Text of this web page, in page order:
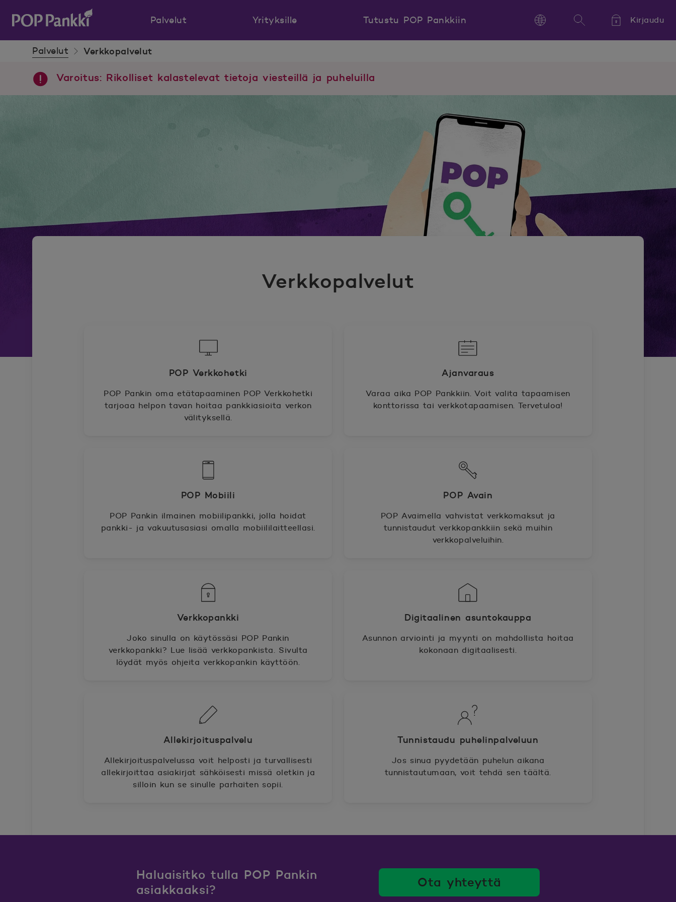
POP Pankki, etusivulle
Palvelut Yrityksille
Tutustu POP Pankkiin
Kieli,
Language
Language Hae
Kirjaudu
Palvelut Verkkopalvelut
Varoitus: Rikolliset kalastelevat tietoja viesteillä ja puheluilla
Verkkopalvelut
POP Verkkohetki
POP Pankin oma etätapaaminen POP Verkkohetki
tarjoaa helpon tavan hoitaa pankkiasioita verkon
välityksellä.
Ajanvaraus
Varaa aika POP Pankkiin. Voit valita tapaamisen
konttorissa tai verkkotapaamisen. Tervetuloa!
POP Mobiili
POP Pankin ilmainen mobiilipankki, jolla hoidat
pankki- ja vakuutusasiasi omalla mobiililaitteellasi.
POP Avain
POP Avaimella vahvistat verkkomaksut ja
tunnistaudut verkkopankkiin sekä muihin
verkkopalveluihin.
Verkkopankki
Joko sinulla on käytössäsi POP Pankin
verkkopankki? Lue lisää verkkopankista. Sivulta
löydät myös ohjeita verkkopankin käyttöön.
Digitaalinen asuntokauppa
Asunnon arviointi ja myynti on mahdollista hoitaa
kokonaan digitaalisesti.
Allekirjoituspalvelu
Allekirjoituspalvelussa voit helposti ja turvallisesti
allekirjoittaa asiakirjat sähköisesti missä oletkin ja
silloin kun se sinulle parhaiten sopii.
Tunnistaudu puhelinpalveluun
Jos sinua pyydetään puhelun aikana
tunnistautumaan, voit tehdä sen täältä.
Haluaisitko tulla POP Pankin
asiakkaaksi?
Ota yhteyttä